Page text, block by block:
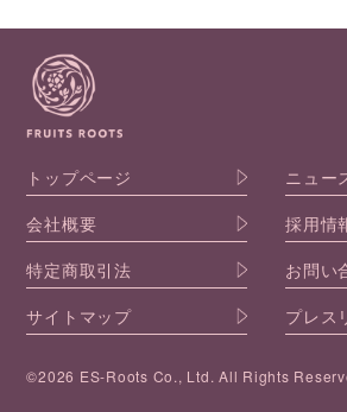
トップページ
ニュー
会社概要
採用情
特定商取引法
お問い
サイトマップ
プレス
©2026 ES-Roots Co., Ltd. All Rights